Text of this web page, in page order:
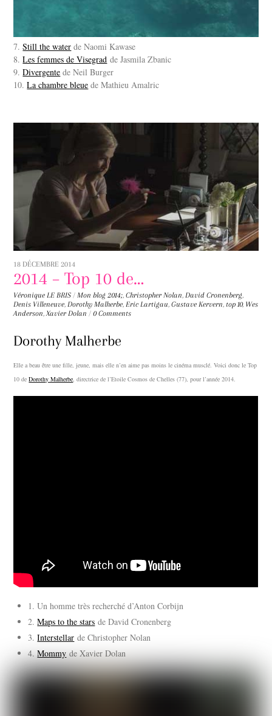
7.Still the water de Naomi Kawase
8.Les femmes de Visegrad de Jasmila Zbanic
9.Divergente de Neil Burger
10.La chambre bleue de Mathieu Amalric
18 DÉCEMBRE 2014
2014 – Top 10 de…
Véronique LE BRIS / Mon blog 2014;,Christopher Nolan, David Cronenberg,
Denis Villeneuve, Dorothy Malherbe, Eric Lartigau,Gustave Kervern, top 10, Wes
Anderson,Xavier Dolan / 0 Comments
Dorothy Malherbe
Elle a beau être une fille, jeune, mais elle n’en aime pas moins le cinéma musclé. Voici donc le Top
10 deDorothy Malherbe, directrice de l’Etoile Cosmos de Chelles (77), pour l’année 2014.
1. Un homme très recherché d’Anton Corbijn
2.Maps to the stars de David Cronenberg
3.Interstellar de Christopher Nolan
4.Mommy de Xavier Dolan